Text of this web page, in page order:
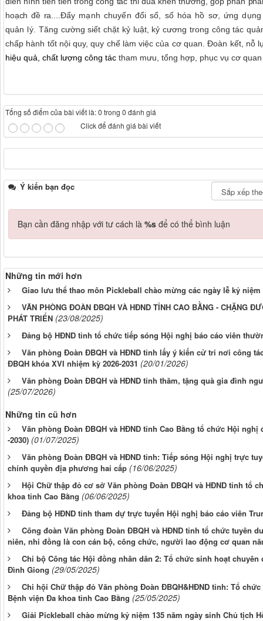
hoạch đề ra....Đẩy mạnh chuyển đổi số, số hóa hồ sơ, ứng
quản lý. Tăng cường siết chặt kỷ luật, kỷ cương trong công tác
chấp hành tốt nội quy, quy chế làm việc của cơ quan.Đoàn kết, nỗ
hiệu quả, chất lượng công tác tham mưu, tổng hợp, phục vụ cơ
Tổng số điểm của bài viết là: 0 trong 0 đánh giá
Click để đánh giá bài viết
Ý kiến bạn đọc
Bạn cần đăng nhập với tư cách là %s để có thể bình luận
Những tin mới hơn
Giao lưu thể thao môn Pickleball chào mừng các ngày lễ kỷ niệm
VĂN PHÒNG ĐOÀN ĐBQH VÀ HĐND TỈNH CAO BẰNG - CHẶNG
PHÁT TRIỂN (23/08/2025)
Đảng bộ HĐND tỉnh tổ chức tiếp sóng Hội nghị báo cáo viên
Văn phòng Đoàn ĐBQH và HĐND tỉnh lấy ý kiến cử tri nơi công
ĐBQH khóa XVI nhiệm kỳ 2026-2031 (20/01/2026)
Văn phòng Đoàn ĐBQH và HĐND tỉnh thăm, tặng quà gia đình
(25/07/2026)
Những tin cũ hơn
Văn phòng Đoàn ĐBQH và HĐND tỉnh Cao Bằng tổ chức Hội
-2030) (01/07/2025)
Văn phòng Đoàn ĐBQH và HĐND tỉnh: Tiếp sóng Hội nghị trực
chính quyền địa phương hai cấp (16/06/2025)
Hội Chữ thập đỏ cơ sở Văn phòng Đoàn ĐBQH và HĐND tỉnh tổ
khoa tỉnh Cao Bằng (06/06/2025)
Đảng bộ HĐND tỉnh tham dự trực tuyến Hội nghị báo cáo viên
Công đoàn Văn phòng Đoàn ĐBQH và HĐND tỉnh tổ chức tuyên
niên, nhi đồng là con cán bộ, công chức, người lao động cơ quan
Chi bộ Công tác Hội đồng nhân dân 2: Tổ chức sinh hoạt
Đình Giong (29/05/2025)
Chi hội Chữ thập đỏ Văn phòng Đoàn ĐBQH&HĐND tỉnh: Tổ
Bệnh viện Đa khoa tỉnh Cao Bằng (25/05/2025)
Giải Pickleball chào mừng kỷ niệm 135 năm ngày sinh Chủ tịch